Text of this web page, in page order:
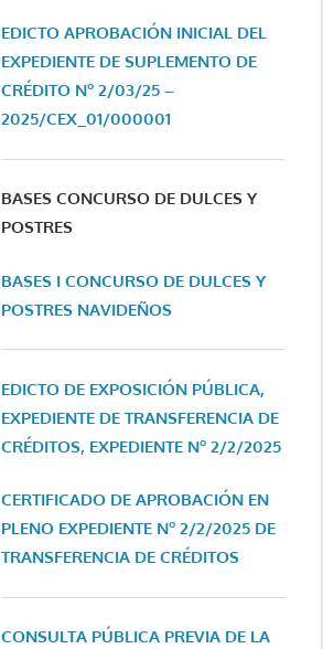
EDICTO APROBACIÓN INICIAL DEL
EXPEDIENTE DE SUPLEMENTO DE
CRÉDITO Nº 2/03/25 –
2025/CEX_01/000001
BASES CONCURSO DE DULCES Y
POSTRES
BASES I CONCURSO DE DULCES Y
POSTRES NAVIDEÑOS
EDICTO DE EXPOSICIÓN PÚBLICA,
EXPEDIENTE DE TRANSFERENCIA DE
CRÉDITOS, EXPEDIENTE Nº 2/2/2025
CERTIFICADO DE APROBACIÓN EN
PLENO EXPEDIENTE Nº 2/2/2025 DE
TRANSFERENCIA DE CRÉDITOS
CONSULTA PÚBLICA PREVIA DE LA